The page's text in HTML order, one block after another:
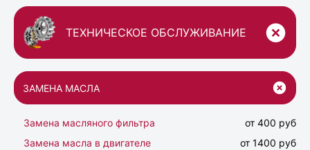
ТЕХНИЧЕСКОЕ ОБСЛУЖИВАНИЕ
ЗАМЕНА МАСЛА
Замена масляного фильтра
от 400 руб
Замена масла в двигателе
от 1400 руб